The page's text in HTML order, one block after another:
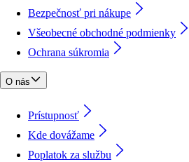
Bezpečnosť pri nákupe
Všeobecné obchodné podmienky
Ochrana súkromia
O nás
Prístupnosť
Kde dovážame
Poplatok za službu